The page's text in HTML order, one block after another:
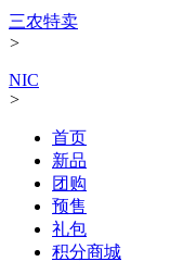
三农特卖
>
NIC
>
首页
新品
团购
预售
礼包
积分商城